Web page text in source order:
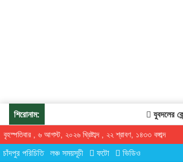
শিরোনাম: যুবদলের
বৃহস্পতিবার , ৬ আগস্ট, ২০২৬ খ্রিষ্টাব্দ , ২২ শ্রাবণ, ১৪৩৩ বঙ্গাব্দ
চাঁদপুর পরিচিতি লঞ্চ সময়সূচী ফটো ভিডিও